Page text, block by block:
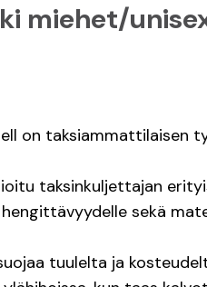
miehet/
on taksiammattilaisen
taksinkuljettajan
sekä
tuulelta ja